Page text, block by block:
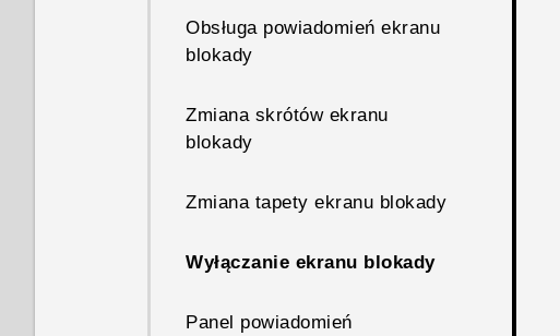
Obsługa powiadomień ekranu
blokady
Zmiana skrótów ekranu
blokady
Zmiana tapety ekranu blokady
Wyłączanie ekranu blokady
Panel powiadomień